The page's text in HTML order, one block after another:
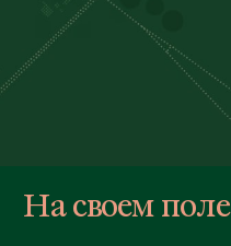
На своем поле